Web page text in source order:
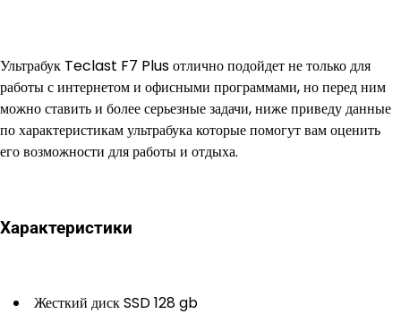
Ультрабук Teclast F7 Plus отлично подойдет не только для
работы с интернетом и офисными программами, но перед ним
можно ставить и более серьезные задачи, ниже приведу данные
по характеристикам ультрабука которые помогут вам оценить
его возможности для работы и отдыха.
Характеристики
Жесткий диск SSD 128 gb